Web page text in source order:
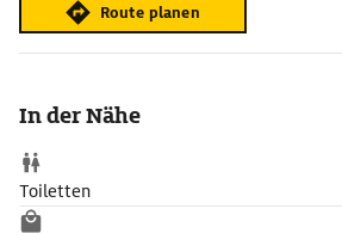
Route planen
In der Nähe
Toiletten